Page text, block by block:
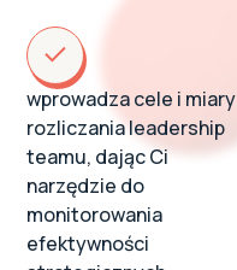
wprowadza cele i miary
rozliczania leadership
teamu, dając Ci
narzędzie do
monitorowania
efektywności